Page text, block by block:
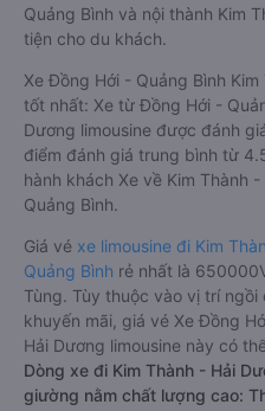
Quảng Bình và nội thành Kim
tiện cho du khách.
Xe Đồng Hới - Quảng Bình
tốt nhất: Xe từ Đồng Hới -
Dương limousine được đánh
điểm đánh giá trung bình từ
hành khách Xe về Kim Thành
Quảng Bình.
Giá vé xe limousine đi Kim
Quảng Bình rẻ nhất là
Tùng. Tùy thuộc vào vị trí
khuyến mãi, giá vé Xe Đồng
Hải Dương limousine này có
Dòng xe đi Kim Thành - Hải
giường nằm chất lượng cao: